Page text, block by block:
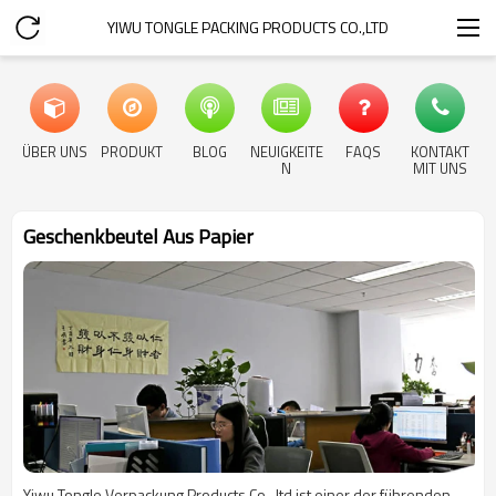
YIWU TONGLE PACKING PRODUCTS CO.,LTD
ÜBER UNS PRODUKT BLOG NEUIGKEITE
N
FAQS KONTAKT
MIT UNS
Geschenkbeutel Aus Papier